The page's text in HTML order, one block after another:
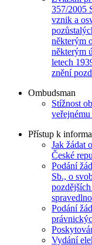
357/2005
vznik a
některým
některým
letech
znění
Ombudsman
Stížnost
Přístup k
Jak žádat
České
Podání
Sb., o
Podání
Vydání